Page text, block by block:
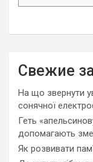
Свежие
На що звернути
сонячної
Геть
допомагають
Як розвивати